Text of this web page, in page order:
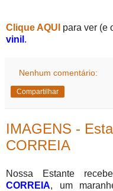
Clique AQUI para ver (e
vinil .
Nenhum comentário:
Compartilhar
IMAGENS -
CORREIA
Nossa Estante
CORREI A, um